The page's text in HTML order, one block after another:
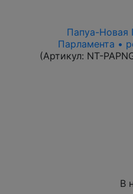
Папуа-Новая
Парламента •
(Артикул: NT-
В